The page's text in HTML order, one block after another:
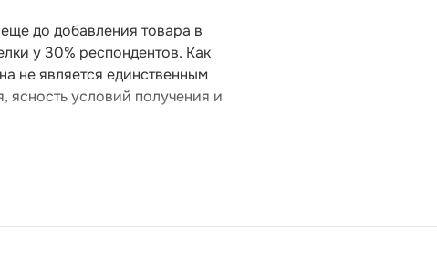
до добавления товара в
у 30% респондентов. Как
не является единственным
условий получения и